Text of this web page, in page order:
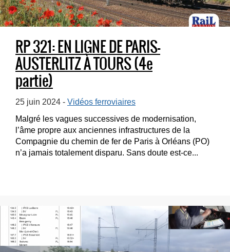
RP 321: EN LIGNE DE PARIS-
AUSTERLITZ À TOURS (4e
partie)
25 juin 2024 - Vidéos ferroviaires
Malgré les vagues successives de modernisation,
l’âme propre aux anciennes infrastructures de la
Compagnie du chemin de fer de Paris à Orléans (PO)
n’a jamais totalement disparu. Sans doute est-ce...